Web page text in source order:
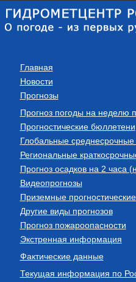
Главная
Новости
Прогнозы
Прогноз погоды на неделю
Прогностические бюллетени
Глобальные среднесрочные
Региональные
Прогноз осадков на 2 часа
Видеопрогнозы
Приземные
Другие виды прогнозов
Прогноз пожароопасности
Экстренная информация
Фактические данные
Текущая информация по